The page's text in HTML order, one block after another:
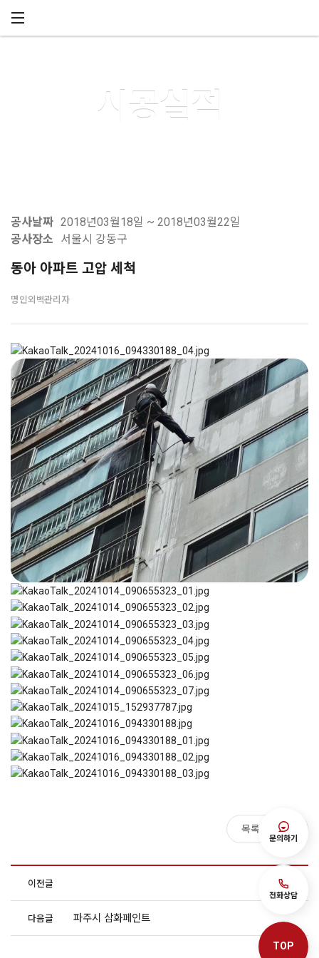
시공실적
공사날짜 2018년03월18일 ~ 2018년03월22일
공사장소
서울시 강동구
동아 아파트 고압 세척
명인외벽관리자
목록보기
이전글
다음글 파주시 삼화페인트
문의하기
전화상담
TOP